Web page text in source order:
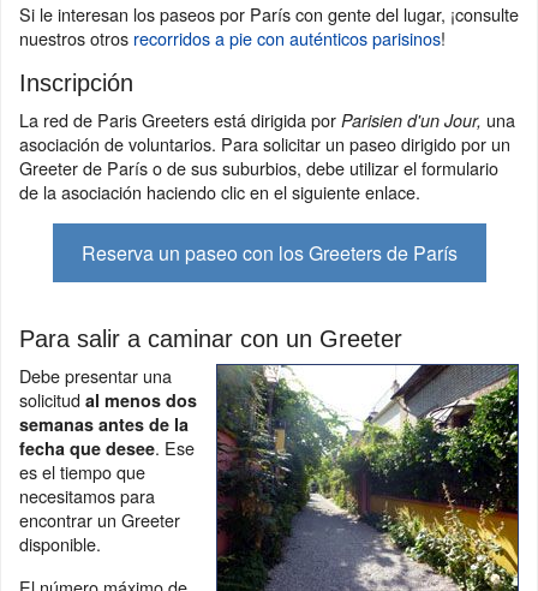
Si le interesan los paseos por París con gente del lugar, ¡consulte
nuestros otros recorridos a pie con auténticos parisinos!
Inscripción
La red de Paris Greeters está dirigida por Parisien d'un Jour, una
asociación de voluntarios. Para solicitar un paseo dirigido por un
Greeter de París o de sus suburbios, debe utilizar el formulario
de la asociación haciendo clic en el siguiente enlace.
Reserva un paseo con los Greeters de París
Para salir a caminar con un Greeter
Debe presentar una
solicitud al menos dos
semanas antes de la
fecha que desee. Ese
es el tiempo que
necesitamos para
encontrar un Greeter
disponible.